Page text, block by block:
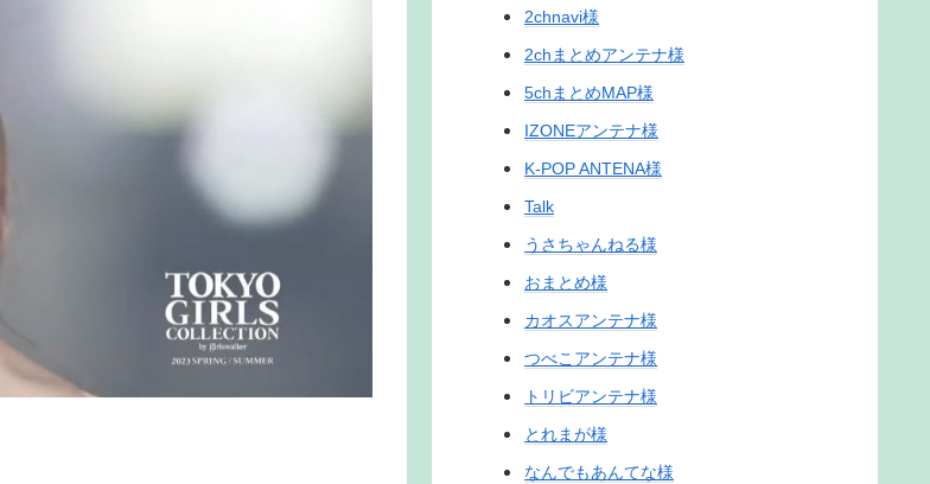
2chnavi様
2chまとめアンテナ様
5chまとめMAP様
IZONEアンテナ様
K-POP ANTENA様
Talk
うさちゃんねる様
おまとめ様
カオスアンテナ様
つべこアンテナ様
トリビアンテナ様
とれまが様
なんでもあんてな様